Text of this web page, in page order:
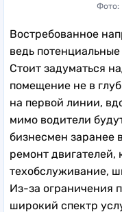
Фото:
Востребованное
ведь
Стоит задуматься
помещение не в
на первой линии,
мимо водители
бизнесмен заранее
ремонт двигателей,
техобслуживание,
Из-за ограничения
широкий спектр